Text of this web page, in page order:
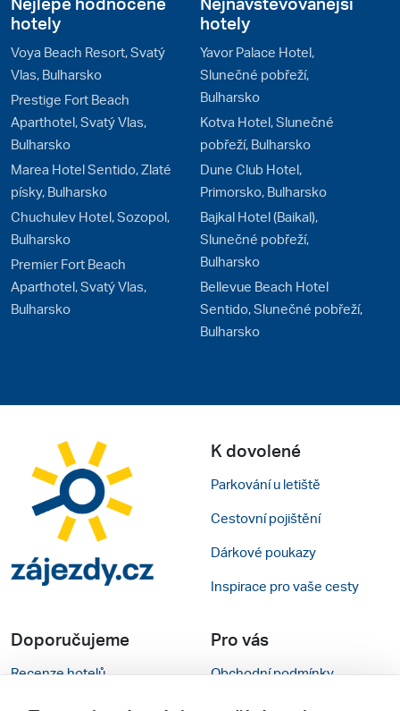
hotely
Voya Beach Resort, Svatý
Vlas, Bulharsko
Prestige Fort Beach
Aparthotel, Svatý Vlas,
Bulharsko
Marea Hotel Sentido, Zlaté
písky, Bulharsko
Chuchulev Hotel, Sozopol,
Bulharsko
Premier Fort Beach
Aparthotel, Svatý Vlas,
Bulharsko
hotely
Yavor Palace Hotel,
Slunečné pobřeží,
Bulharsko
Kotva Hotel, Slunečné
pobřeží, Bulharsko
Dune Club Hotel,
Primorsko, Bulharsko
Bajkal Hotel (Baikal),
Slunečné pobřeží,
Bulharsko
Bellevue Beach Hotel
Sentido, Slunečné pobřeží,
Bulharsko
K dovolené
Parkování u letiště
Cestovní pojištění
Dárkové poukazy
Inspirace pro vaše cesty
Doporučujeme
Recenze hotelů
Rady na cestu
Pro vás
Obchodní podmínky
Kontakty